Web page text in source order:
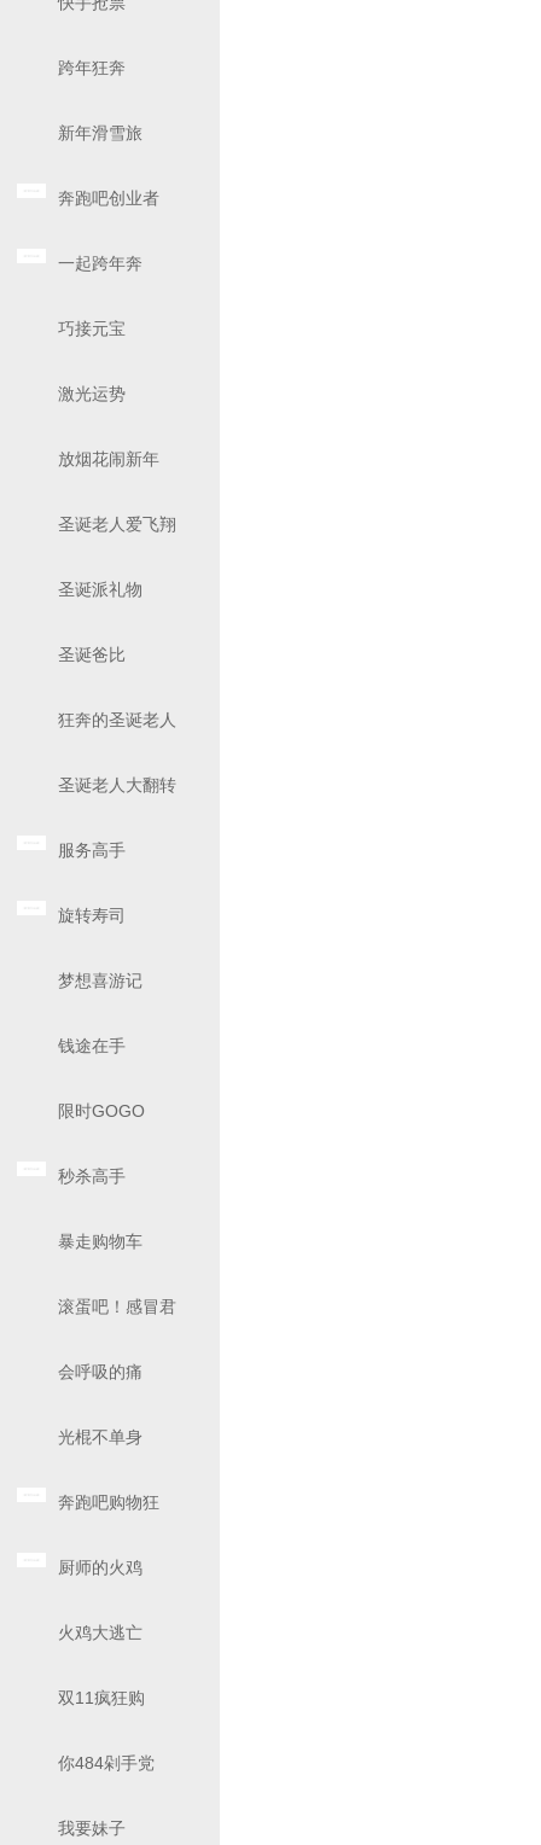
跨年狂奔
新年滑雪旅
奔跑吧创业者
一起跨年奔
巧接元宝
激光运势
放烟花闹新年
圣诞老人爱飞翔
圣诞派礼物
圣诞爸比
狂奔的圣诞老人
圣诞老人大翻转
服务高手
旋转寿司
梦想喜游记
钱途在手
限时GOGO
秒杀高手
暴走购物车
滚蛋吧！感冒君
会呼吸的痛
光棍不单身
奔跑吧购物狂
厨师的火鸡
火鸡大逃亡
双11疯狂购
你484剁手党
我要妹子